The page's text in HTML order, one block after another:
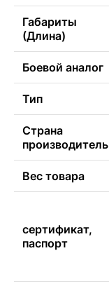
Габариты
(Длина)
Боевой аналог
Тип
Страна
производитель
Вес товара
сертификат,
паспорт